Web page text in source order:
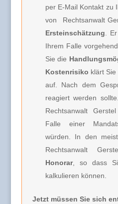
per E-Mail Kontakt zu
von
Rechtsanwalt
Ersteinschätzung .
Ihrem Falle
Sie die
Kostenrisiko klärt Sie
auf. Nach dem
reagiert werden
Rechtsanwalt Gerstel
Falle einer
würden. In den
Rechtsanwalt
Honorar, so dass
kalkulieren können.
Jetzt müssen Sie sich